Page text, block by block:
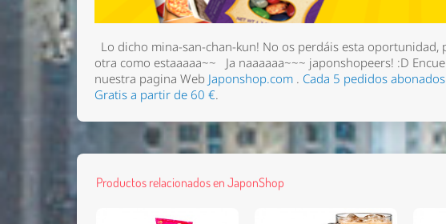
Lo dicho mina-san-chan-kun! No os perdáis esta
otra como estaaaaa~~ Ja naaaaaa~~~ japonshopeers! :D
nuestra pagina Web Japonshop.com . Cada 5 pedidos
Gratis a partir de 60 €.
Productos relacionados en JaponShop